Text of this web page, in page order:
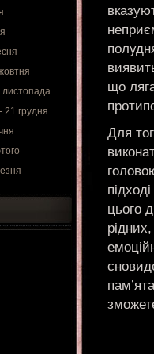
листопада
21 грудня
що
Для
цього